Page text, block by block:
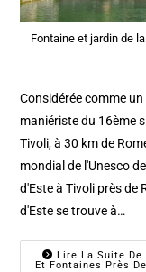
Fontaine et jardin de
Considérée comme
maniériste du 16ème
Tivoli, à 30 km de
mondial de l'Unesco
d'Este à Tivoli près de
d'Este se trouve à…
Lire La Suite De
Et Fontaines Près